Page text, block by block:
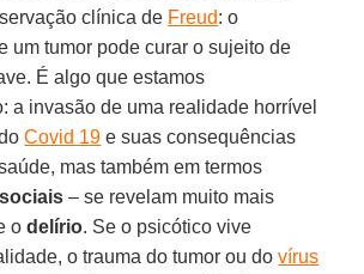
clínica de Freud: o
um tumor pode curar o sujeito de
É algo que estamos
a invasão de uma realidade horrível
Covid 19 e suas consequências
mas também em termos
sociais – se revelam muito mais
odelírio. Se o psicótico vive
o trauma do tumor ou dovírus